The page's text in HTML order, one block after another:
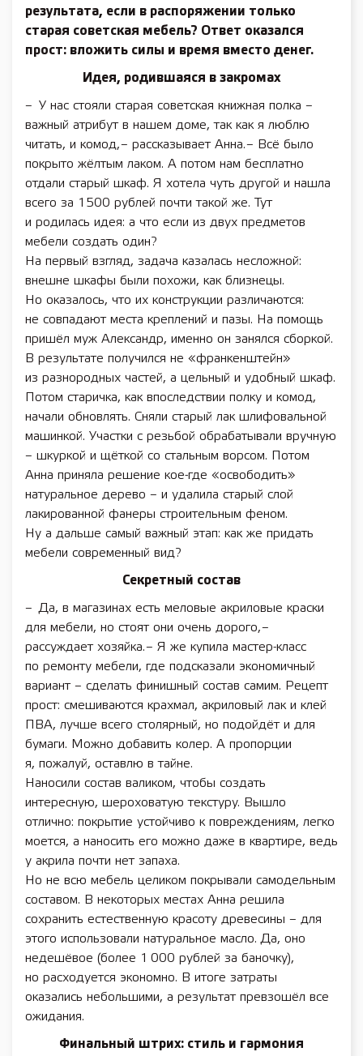
результата, если в распоряжении только
старая советская мебель? Ответ оказался
прост: вложить силы и время вместо денег.
Идея, родившаяся в закромах
– У нас стояли старая советская книжная полка –
важный атрибут в нашем доме, так как я люблю
читать, и комод, – рассказывает Анна. – Всё было
покрыто жёлтым лаком. А потом нам бесплатно
отдали старый шкаф. Я хотела чуть другой и нашла
всего за 1500 руб­­­­­­­лей почти такой же. Тут
и родилась идея: а что если из двух предметов
мебели создать один?
На первый взгляд, задача казалась несложной:
внешне шкафы были похожи, как близнецы.
Но оказалось, что их конструкции различаются:
не совпадают места креплений и пазы. На помощь
пришёл муж Александр, именно он занялся сборкой.
В результате получился не «франкенштейн»
из разнородных частей, а цельный и удобный шкаф.
Потом старичка, как впоследствии полку и комод,
начали обновлять. Сняли старый лак шлифовальной
машинкой. Участки с резьбой обрабатывали вручную
– шкуркой и щёткой со стальным ворсом. Потом
Анна приняла решение кое-где «освободить»
натуральное дерево – и удалила старый слой
лакированной фанеры строительным феном.
Ну а дальше самый важный этап: как же придать
мебели современный вид?
Секретный состав
– Да, в магазинах есть меловые акриловые краски
для мебели, но стоят они очень дорого, –
рассуждает хозяйка. – Я же купила мастер-­­­класс
по ремонту мебели, где подсказали экономичный
вариант – сделать финишный состав самим. Рецепт
прост: смешиваются крахмал, акриловый лак и клей
ПВА, лучше всего столярный, но подойдёт и для
бумаги. Можно добавить колер. А пропорции
я, пожалуй, оставлю в тайне.
Наносили состав валиком, чтобы создать
интересную, шероховатую текстуру. Вышло
отлично: покрытие устойчиво к повреждениям, легко
моется, а наносить его можно даже в квартире, ведь
у акрила почти нет запаха.
Но не всю мебель целиком покрывали самодельным
составом. В некоторых местах Анна решила
сохранить естественную красоту древесины – для
этого использовали натуральное масло. Да, оно
недешёвое (более 1 000 руб­­­­­­­лей за баночку),
но расходуется экономно. В итоге затраты
оказались небольшими, а результат превзошёл все
ожидания.
Финальный штрих: стиль и гармония